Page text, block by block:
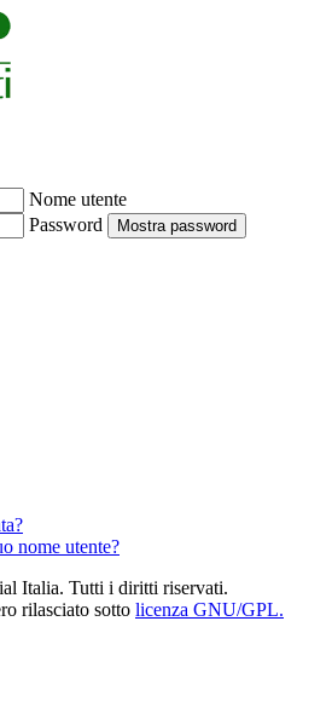
Nome utente
Password
Mostra password
nome utente?
Italia. Tutti i diritti riservati.
rilasciato sotto licenza GNU/GPL.